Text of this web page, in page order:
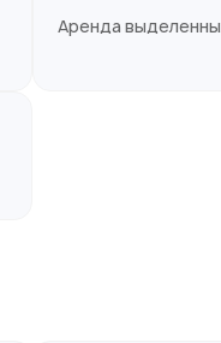
Аренда